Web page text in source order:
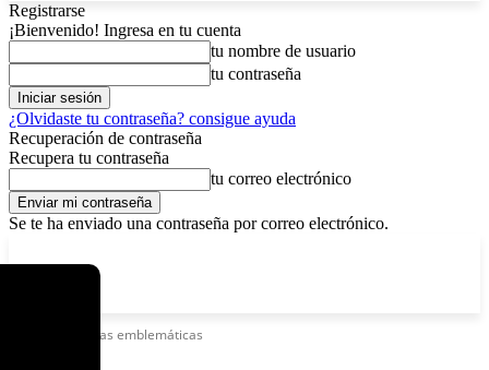
Registrarse
¡Bienvenido! Ingresa en tu cuenta
tu nombre de usuario
tu contraseña
¿Olvidaste tu contraseña? consigue ayuda
Recuperación de contraseña
Recupera tu contraseña
tu correo electrónico
Se te ha enviado una contraseña por correo electrónico.
Obras emblemáticas